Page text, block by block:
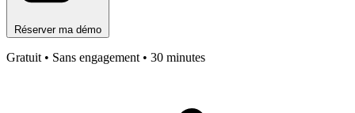
Réserver ma démo
Gratuit • Sans engagement • 30 minutes